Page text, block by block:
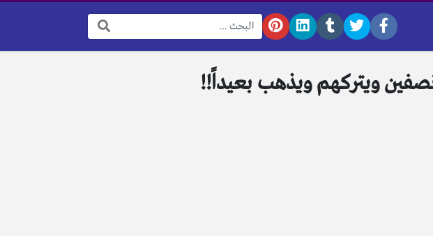
البحث:
ويتركهم ويذهب بعيداً!!